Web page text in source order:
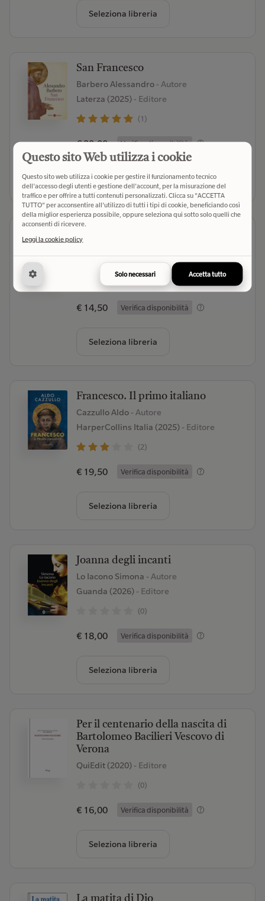
Seleziona libreria
San Francesco
Barbero Alessandro - Autore
Laterza (2025)- Editore
(1)
€ 20,00 Verifica disponibilità
Seleziona libreria
Einaudi (2025)
- Editore
€ 14,50 Verifica disponibilità
Seleziona libreria
Francesco. Il primo italiano
Cazzullo Aldo - Autore
HarperCollins Italia (2025)- Editore
(2)
€ 19,50 Verifica disponibilità
Seleziona libreria
Joanna degli incanti
Lo Iacono Simona - Autore
Guanda (2026)- Editore
(0)
€ 18,00 Verifica disponibilità
Seleziona libreria
Per il centenario della nascita di
Bartolomeo Bacilieri Vescovo di
Verona
QuiEdit (2020)- Editore
(0)
€ 16,00 Verifica disponibilità
Seleziona libreria
La matita di Dio
Questo sito Web utilizza i cookie
Questo sito web utilizza i cookie per gestire il funzionamento tecnico
dell'accesso degli utenti e gestione dell'account, per la misurazione del
traffico e per offrire a tutti contenuti personalizzati. Clicca su "ACCETTA
TUTTO" per acconsentire all'utilizzo di tutti i tipi di cookie, beneficiando così
della miglior esperienza possibile, oppure seleziona qui sotto solo quelli che
acconsenti di ricevere.
Leggi la cookie policy
Solo necessari Accetta tutto